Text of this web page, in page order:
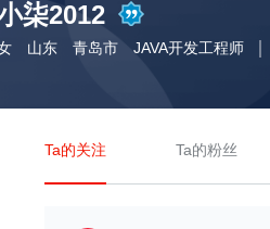
柒2012
山东 青岛市 JAVA开发工程师
Ta的关注 Ta的粉丝